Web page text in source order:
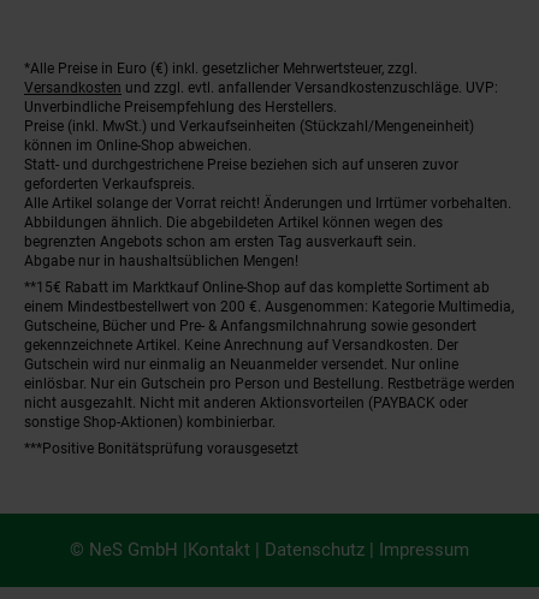
Fußnoten
*Alle Preise in Euro (€) inkl. gesetzlicher Mehrwertsteuer, zzgl.
Versandkosten und zzgl. evtl. anfallender Versandkostenzuschläge. UVP:
Unverbindliche Preisempfehlung des Herstellers.
Preise (inkl. MwSt.) und Verkaufseinheiten (Stückzahl/Mengeneinheit)
können im Online-Shop abweichen.
Statt- und durchgestrichene Preise beziehen sich auf unseren zuvor
geforderten Verkaufspreis.
Alle Artikel solange der Vorrat reicht! Änderungen und Irrtümer vorbehalten.
Abbildungen ähnlich. Die abgebildeten Artikel können wegen des
begrenzten Angebots schon am ersten Tag ausverkauft sein.
Abgabe nur in haushaltsüblichen Mengen!
**15€ Rabatt im Marktkauf Online-Shop auf das komplette Sortiment ab
einem Mindestbestellwert von 200 €. Ausgenommen: Kategorie Multimedia,
Gutscheine, Bücher und Pre- & Anfangsmilchnahrung sowie gesondert
gekennzeichnete Artikel. Keine Anrechnung auf Versandkosten. Der
Gutschein wird nur einmalig an Neuanmelder versendet. Nur online
einlösbar. Nur ein Gutschein pro Person und Bestellung. Restbeträge werden
nicht ausgezahlt. Nicht mit anderen Aktionsvorteilen (PAYBACK oder
sonstige Shop-Aktionen) kombinierbar.
***Positive Bonitätsprüfung vorausgesetzt
© NeS GmbH |Kontakt | Datenschutz | Impressum